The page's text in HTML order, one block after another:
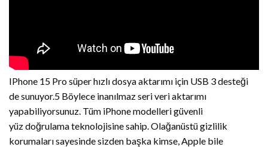
IPhone 15 Pro süper hızlı dosya aktarımı için USB 3 desteği
de sunuyor.5 Böylece inanılmaz seri veri aktarımı
yapabiliyorsunuz. Tüm iPhone modelleri güvenli
yüz doğrulama teknolojisine sahip. Olağanüstü gizlilik
korumaları sayesinde sizden başka kimse, Apple bile